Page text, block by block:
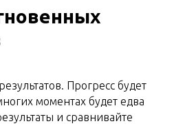
Прогресс будет
моментах будет едва
и сравнивайте